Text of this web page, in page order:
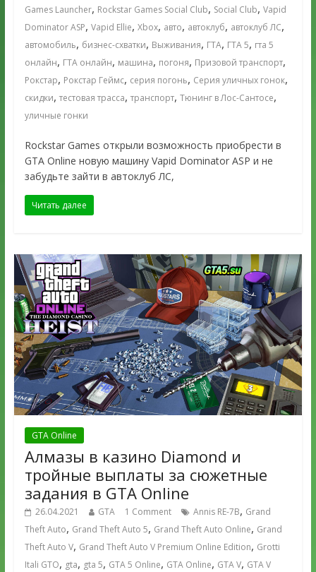
Games Launcher, Rockstar Games Social Club, Social Club, Vapid
Dominator ASP, Vapid Ellie, Xbox, авто, автоклуб, автоклуб ЛС,
автомобиль, бизнес-схватки, Выживания, ГТА, ГТА 5, гта 5
онлайн, ГТА онлайн, машина, погоня, Призовой транспорт,
Рокстар, Рокстар Геймс, серия погонь, Серия уличных гонок,
скидки, тестовая трасса, транспорт, Тюнинг в Лос-Сантосе,
уличные гонки
Rockstar Games открыли возможность приобрести в
GTA Online новую машину Vapid Dominator ASP и не
забудьте зайти в автоклуб ЛС,
Читать далее
GTA Online
Алмазы в казино Diamond и
тройные выплаты за сюжетные
задания в GTA Online
26.04.2021 GTA 1 Comment Annis RE-7B, Grand
Theft Auto, Grand Theft Auto 5, Grand Theft Auto Online, Grand
Theft Auto V, Grand Theft Auto V Premium Online Edition, Grotti
Itali GTO, gta, gta 5, GTA 5 Online, GTA Online, GTA V, GTA V